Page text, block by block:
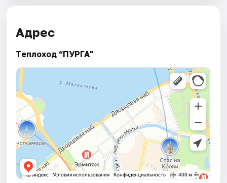
Адрес
Теплоход “ПУРГА"